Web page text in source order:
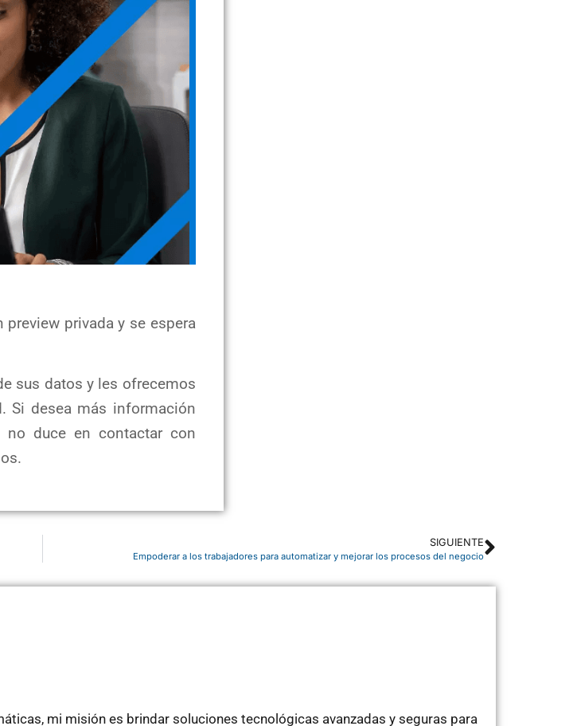
privada y se espera
sus datos y les ofrecemos
Si desea más información
no duce en contactar con
SIGUIENTE
Empoderar a los trabajadores para automatizar y mejorar los procesos del negocio
mi misión es brindar soluciones tecnológicas avanzadas y seguras para